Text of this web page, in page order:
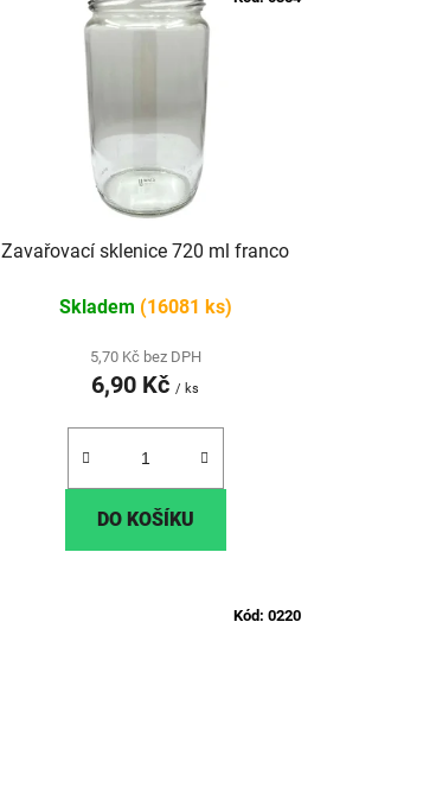
t
Zavařovací sklenice 720 ml franco
Skladem (16081 ks)
5,70 Kč bez DPH
6,90 Kč/ ks
DO KOŠÍKU
Kód: 0220